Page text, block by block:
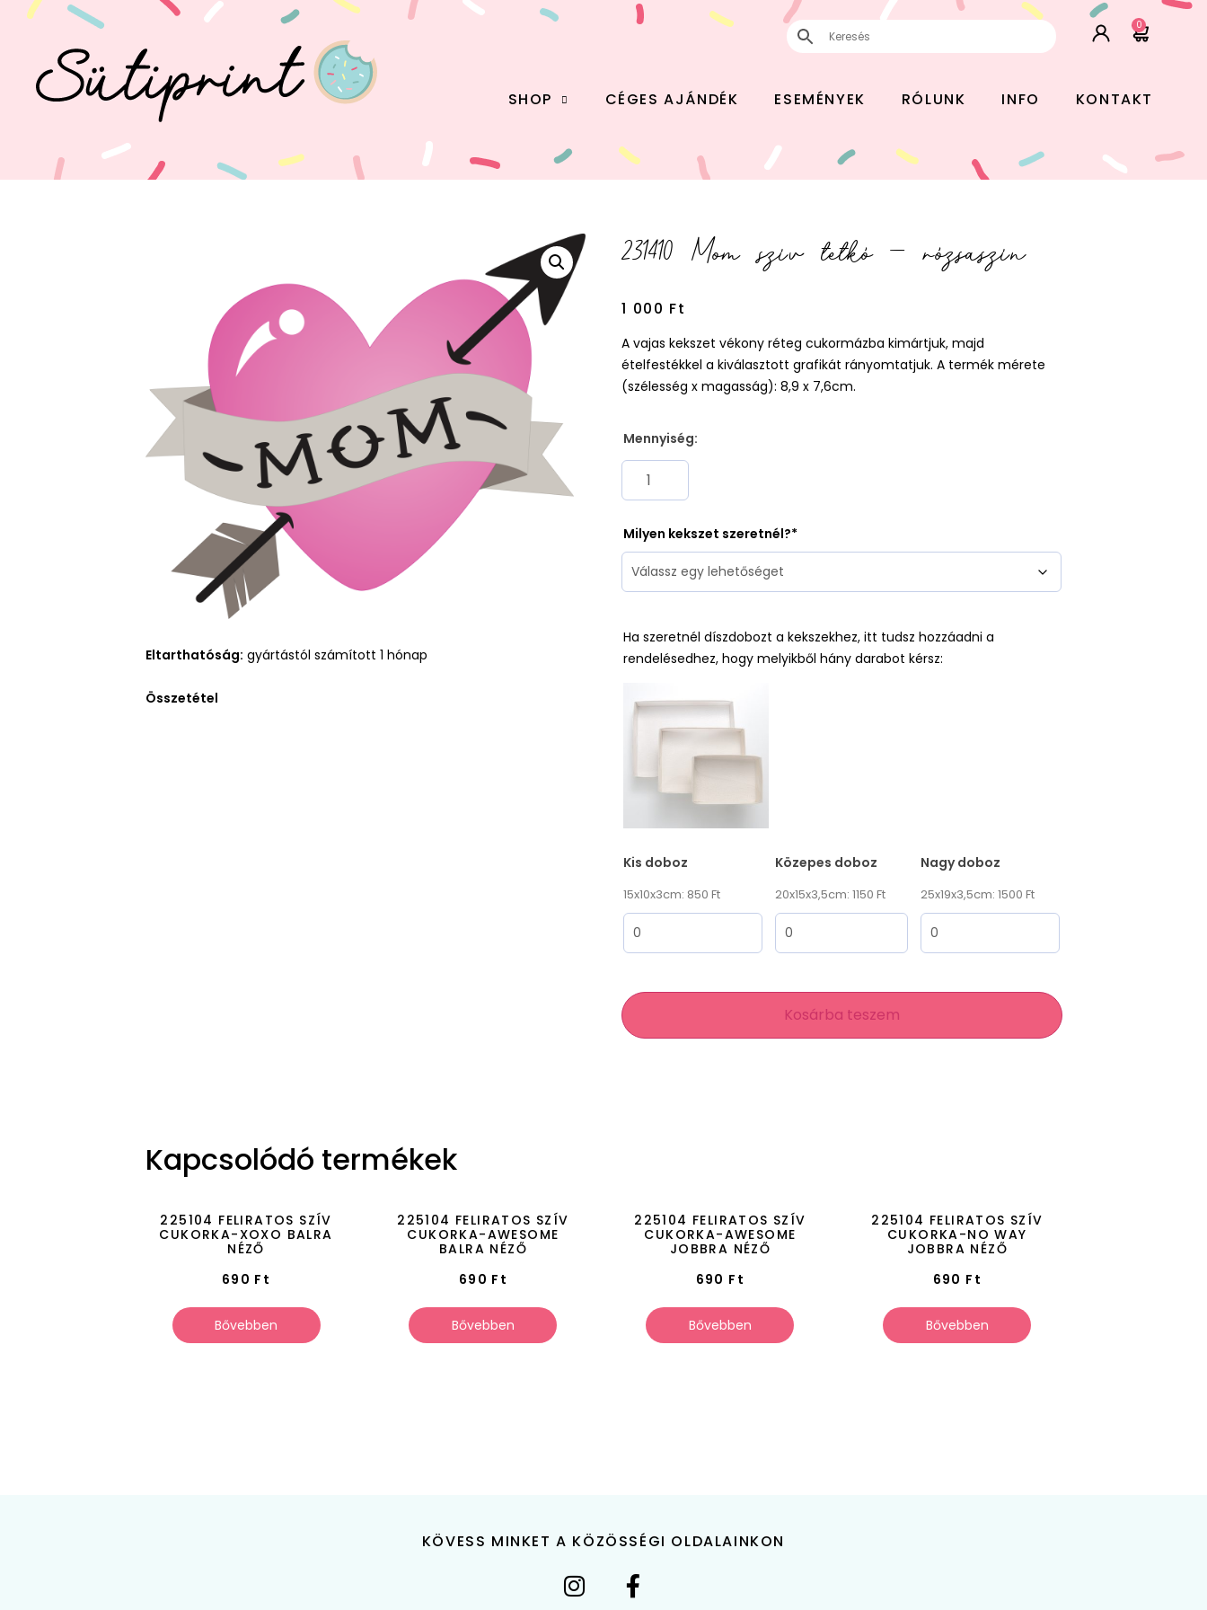
0
SHOP CÉGES AJÁNDÉK ESEMÉNYEK RÓLUNK INFO KONTAKT
Eltarthatóság: gyártástól számított 1 hónap
Összetétel
231410 Mom szív tetkó – rózsaszín
1 000 Ft
A vajas kekszet vékony réteg cukormázba kimártjuk, majd
ételfestékkel a kiválasztott grafikát rányomtatjuk. A termék mérete
(szélesség x magasság): 8,9 x 7,6cm.
Mennyiség:
Milyen kekszet szeretnél?
Ha szeretnél díszdobozt a kekszekhez, itt tudsz hozzáadni a
rendelésedhez, hogy melyikből hány darabot kérsz:
Kis doboz
15x10x3cm: 850 Ft
Közepes doboz
20x15x3,5cm: 1150 Ft
Nagy doboz
25x19x3,5cm: 1500 Ft
Kosárba teszem
Kapcsolódó termékek
225104 FELIRATOS SZÍV
CUKORKA-XOXO BALRA
NÉZŐ
690 Ft
Bővebben
225104 FELIRATOS SZÍV
CUKORKA-AWESOME
BALRA NÉZŐ
690 Ft
Bővebben
225104 FELIRATOS SZÍV
CUKORKA-AWESOME
JOBBRA NÉZŐ
690 Ft
Bővebben
225104 FELIRATOS SZÍV
CUKORKA-NO WAY
JOBBRA NÉZŐ
690 Ft
Bővebben
KÖVESS MINKET A KÖZÖSSÉGI OLDALAINKON